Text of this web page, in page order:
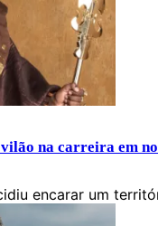
na carreira em
encarar um